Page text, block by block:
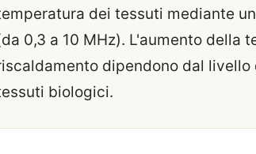
dei tessuti mediante
0,3 a 10 MHz). L'aumento della
dipendono dal
biologici.